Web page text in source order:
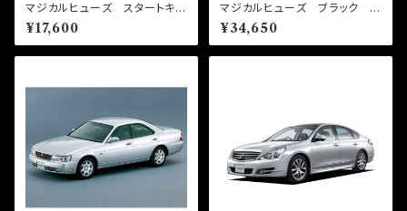
マジカルヒューズ スタートキッ
ト アコードハイブリッド CR
6 MFH712 16個
¥17,600
マジカルヒューズ ブラック ス
タートキット ジュークニスモ
NF15 NFNB293 21個
¥34,650